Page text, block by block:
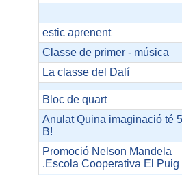
estic aprenent
Classe de primer - música
La classe del Dalí
Bloc de quart
Anulat Quina imaginació té
B!
Promoció Nelson Mandela
.Escola Cooperativa El Puig